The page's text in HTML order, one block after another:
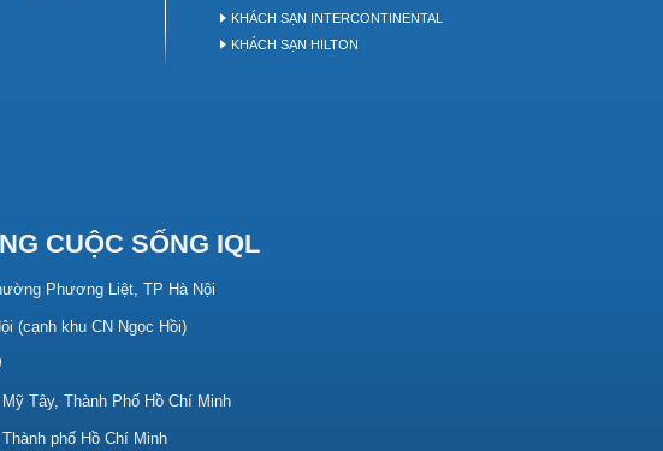
KHÁCH SẠN INTERCONTINENTAL
KHÁCH SẠN HILTON
CUỘC SỐNG IQL
Phương Liệt, TP Hà Nội
(cạnh khu CN Ngọc Hồi)
Tây, Thành Phố Hồ Chí Minh
phố Hồ Chí Minh